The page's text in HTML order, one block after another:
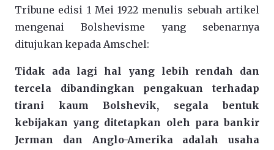
Tribune edisi 1 Mei 1922 menulis sebuah artikel
mengenai Bolshevisme yang sebenarnya
ditujukan kepada Amschel:
Tidak ada lagi hal yang lebih rendah dan
tercela dibandingkan pengakuan terhadap
tirani kaum Bolshevik, segala bentuk
kebijakan yang ditetapkan oleh para bankir
Jerman dan Anglo-Amerika adalah usaha